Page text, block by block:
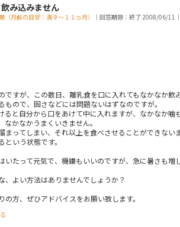
み込みません
（月齢の目安：満９～１１ヵ月） ｜回答期限：終了 2008/06/11
ですが、この数日、離乳食を口に入れてもなかなか飲
もので、固さなどには問題ないはずなのですが。
ると自分から口をあけて中に入れますが、なかなか
かなかうまくいきません。
まってしまい、それ以上を食べさせることができな
という状態です。
いたって元気で、機嫌もいいのですが、急に暑さも
、よい方法はありませんでしょうか？
の方、ぜひアドバイスをお願い致します。